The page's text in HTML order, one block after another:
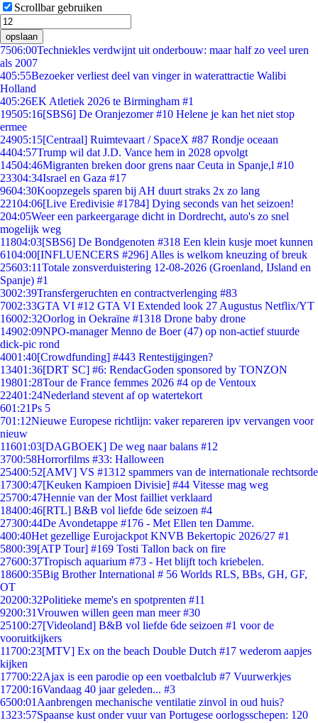
Scrollbar gebruiken
opslaan
7506:00Techniekles verdwijnt uit onderbouw: maar half zo veel uren
als 2007
405:55Bezoeker verliest deel van vinger in waterattractie Walibi
Holland
405:26EK Atletiek 2026 te Birmingham #1
19505:16[SBS6] De Oranjezomer #10 Helene je kan het niet stop
ermee
24905:15[Centraal] Ruimtevaart / SpaceX #87 Rondje oceaan
4404:57Trump wil dat J.D. Vance hem in 2028 opvolgt
14504:46Migranten breken door grens naar Ceuta in Spanje,l #10
23304:34Israel en Gaza #17
9604:30Koopzegels sparen bij AH duurt straks 2x zo lang
22104:06[Live Eredivisie #1784] Dying seconds van het seizoen!
204:05Weer een parkeergarage dicht in Dordrecht, auto's zo snel
mogelijk weg
11804:03[SBS6] De Bondgenoten #318 Een klein kusje moet kunnen
6104:00[INFLUENCERS #296] Alles is welkom kneuzing of breuk
25603:11Totale zonsverduistering 12-08-2026 (Groenland, IJsland en
Spanje) #1
3002:39Transfergeruchten en contractverlenging #83
7002:33GTA VI #12 GTA VI Extended look 27 Augustus Netflix/YT
16002:32Oorlog in Oekraïne #1318 Drone baby drone
14902:09NPO-manager Menno de Boer (47) op non-actief stuurde
dick-pic rond
4001:40[Crowdfunding] #443 Rentestijgingen?
13401:36[DRT SC] #6: RendacGoden sponsored by TONZON
19801:28Tour de France femmes 2026 #4 op de Ventoux
22401:24Nederland stevent af op watertekort
601:21Ps 5
701:12Nieuwe Europese richtlijn: vaker repareren ipv vervangen voor
nieuw
11601:03[DAGBOEK] De weg naar balans #12
3700:58Horrorfilms #33: Halloween
25400:52[AMV] VS #1312 spammers van de internationale rechtsorde
17300:47[Keuken Kampioen Divisie] #44 Vitesse mag weg
25700:47Hennie van der Most failliet verklaard
18400:46[RTL] B&B vol liefde 6de seizoen #4
27300:44De Avondetappe #176 - Met Ellen ten Damme.
400:40Het gezellige Eurojackpot KNVB Bekertopic 2026/27 #1
5800:39[ATP Tour] #169 Tosti Tallon back on fire
27600:37Tropisch aquarium #73 - Het blijft toch kriebelen.
18600:35Big Brother International # 56 Worlds RLS, BBs, GH, GF,
OT
20200:32Politieke meme's en spotprenten #11
9200:31Vrouwen willen geen man meer #30
25100:27[Videoland] B&B vol liefde 6de seizoen #1 voor de
vooruitkijkers
11700:23[MTV] Ex on the beach Double Dutch #17 wederom aapjes
kijken
17700:22Ajax is een parodie op een voetbalclub #7 Vuurwerkjes
17200:16Vandaag 40 jaar geleden... #3
6500:01 Aanbrengen mechanische ventilatie zinvol in oud huis?
1323:57Spaanse kust onder vuur van Portugese oorlogsschepen: 120